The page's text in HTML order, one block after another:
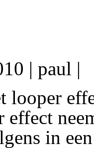
| paul |
looper
effect
in